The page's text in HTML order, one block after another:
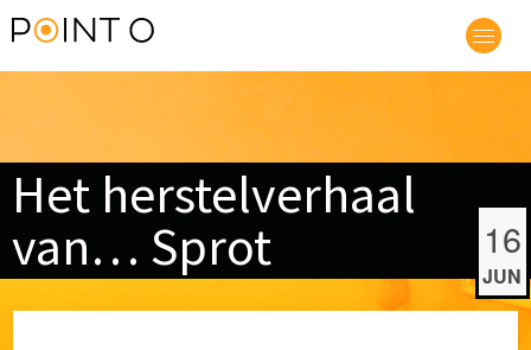
Het herstelverhaal
van… Sprot
16
JUN